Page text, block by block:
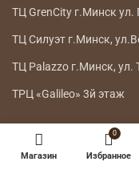
ТЦ GrenCity г.Минск
ТЦ Силуэт г.Минск,
ТЦ Palazzo г.Минск, ул.
ТРЦ «Galileo» 3й этаж
ГЛАВНОЕ МЕНЮ
Магазин
0
Избранное